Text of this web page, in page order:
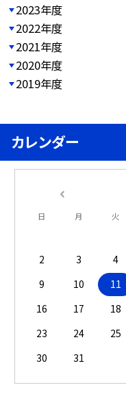
2023年度
2022年度
2021年度
2020年度
2019年度
カレンダー
日 月 火
2
3 4
9
10 11
16
17 18
23
24 25
30
31